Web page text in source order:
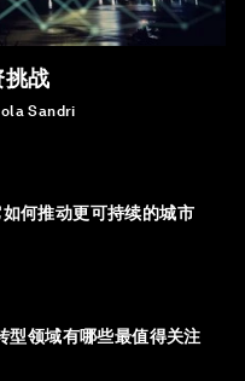
挑战
Sandri
何推动更可持续的城市
型领域有哪些最值得关注